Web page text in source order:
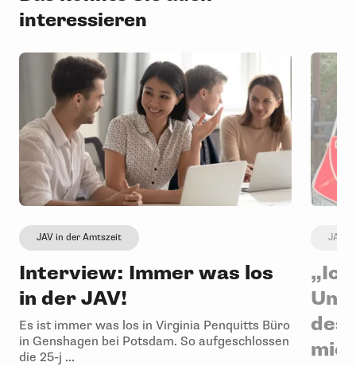
interessieren
JAV in der Amtszeit
Interview: Immer was los
in der JAV!
Es ist immer was los in Virginia Penquitts Büro
in Genshagen bei Potsdam. So aufgeschlossen
die 25-j ...
JAV